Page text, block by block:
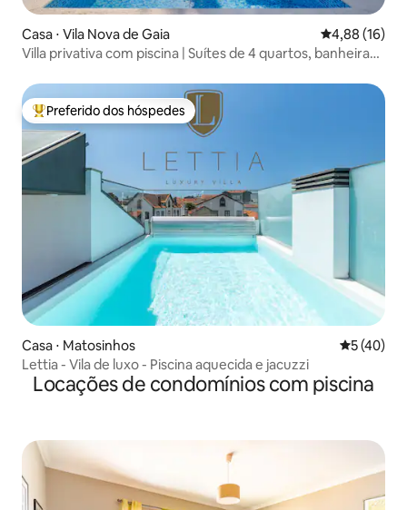
Casa ⋅ Vila Nova de Gaia 4,88 de uma
4,88 (16)
Villa privativa com piscina | Suítes de 4 quartos, banheira
Entre os melhores preferidos dos hóspedes
Preferido dos hóspedes
Casa ⋅ Matosinhos 5 de uma
5 (40)
Lettia - Vila de luxo - Piscina aquecida e jacuzzi
Locações de condomínios com piscina